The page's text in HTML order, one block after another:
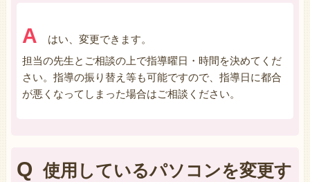
A
はい、変更できます。
担当の先生とご相談の上で指導曜日・時間を決めてくだ
さい。指導の振り替え等も可能ですので、指導日に都合
が悪くなってしまった場合はご相談ください。
Q 使用しているパソコンを変更す